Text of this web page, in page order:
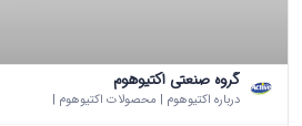
گروه صنعتی اکتیوهوم
درباره اکتیوهوم | محصولات اکتیوهوم |